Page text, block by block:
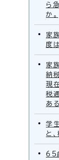
ら
か。
家
度
家
納
現
税
あ
学
と
65